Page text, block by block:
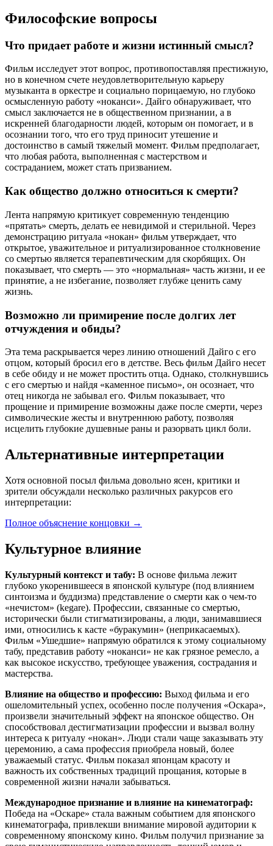
Философские вопросы
Что придает работе и жизни истинный смысл?
Фильм исследует этот вопрос, противопоставляя престижную,
но в конечном счете неудовлетворительную карьеру
музыканта в оркестре и социально порицаемую, но глубоко
осмысленную работу «ноканси». Дайго обнаруживает, что
смысл заключается не в общественном признании, а в
искренней благодарности людей, которым он помогает, и в
осознании того, что его труд приносит утешение и
достоинство в самый тяжелый момент. Фильм предполагает,
что любая работа, выполненная с мастерством и
состраданием, может стать призванием.
Как общество должно относиться к смерти?
Лента напрямую критикует современную тенденцию
«прятать» смерть, делать ее невидимой и стерильной. Через
демонстрацию ритуала «нокан» фильм утверждает, что
открытое, уважительное и ритуализированное столкновение
со смертью является терапевтическим для скорбящих. Он
показывает, что смерть — это «нормальная» часть жизни, и ее
принятие, а не избегание, позволяет глубже ценить саму
жизнь.
Возможно ли примирение после долгих лет
отчуждения и обиды?
Эта тема раскрывается через линию отношений Дайго с его
отцом, который бросил его в детстве. Весь фильм Дайго несет
в себе обиду и не может простить отца. Однако, столкнувшись
с его смертью и найдя «каменное письмо», он осознает, что
отец никогда не забывал его. Фильм показывает, что
прощение и примирение возможны даже после смерти, через
символические жесты и внутреннюю работу, позволяя
исцелить глубокие душевные раны и разорвать цикл боли.
Альтернативные интерпретации
Хотя основной посыл фильма довольно ясен, критики и
зрители обсуждали несколько различных ракурсов его
интерпретации:
Полное объяснение концовки →
Культурное влияние
Культурный контекст и табу: В основе фильма лежит
глубоко укоренившееся в японской культуре (под влиянием
синтоизма и буддизма) представление о смерти как о чем-то
«нечистом» (kegare). Профессии, связанные со смертью,
исторически были стигматизированы, а люди, занимавшиеся
ими, относились к касте «буракумин» (неприкасаемых).
Фильм «Ушедшие» напрямую обратился к этому социальному
табу, представив работу «ноканси» не как грязное ремесло, а
как высокое искусство, требующее уважения, сострадания и
мастерства.
Влияние на общество и профессию: Выход фильма и его
ошеломительный успех, особенно после получения «Оскара»,
произвели значительный эффект на японское общество. Он
способствовал дестигматизации профессии и вызвал волну
интереса к ритуалу «нокан». Люди стали чаще заказывать эту
церемонию, а сама профессия приобрела новый, более
уважаемый статус. Фильм показал японцам красоту и
важность их собственных традиций прощания, которые в
современной жизни начали забываться.
Международное признание и влияние на кинематограф:
Победа на «Оскаре» стала важным событием для японского
кинематографа, привлекши внимание мировой аудитории к
современному японскому кино. Фильм получил признание за